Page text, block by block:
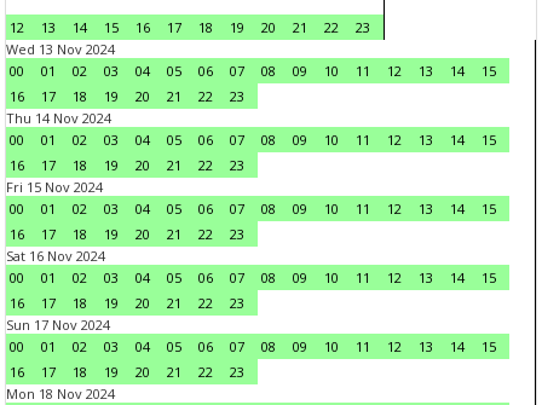
12 13 14 15 16 17 18 19 20 21 22
23
Wed 13 Nov 2024
00
01 02 03 04 05 06 07 08 09 10 11 12 13 14
15
16
17 18 19 20 21 22
23
Thu 14 Nov 2024
00
01 02 03 04 05 06 07 08 09 10 11 12 13 14
15
16
17 18 19 20 21 22
23
Fri 15 Nov 2024
00
01 02 03 04 05 06 07 08 09 10 11 12 13 14
15
16
17 18 19 20 21 22
23
Sat 16 Nov 2024
00
01 02 03 04 05 06 07 08 09 10 11 12 13 14
15
16
17 18 19 20 21 22
23
Sun 17 Nov 2024
00
01 02 03 04 05 06 07 08 09 10 11 12 13 14
15
16
17 18 19 20 21 22
23
Mon 18 Nov 2024